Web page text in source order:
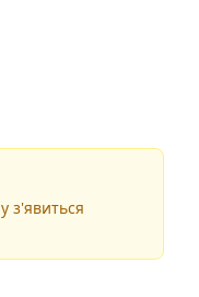
з'явиться